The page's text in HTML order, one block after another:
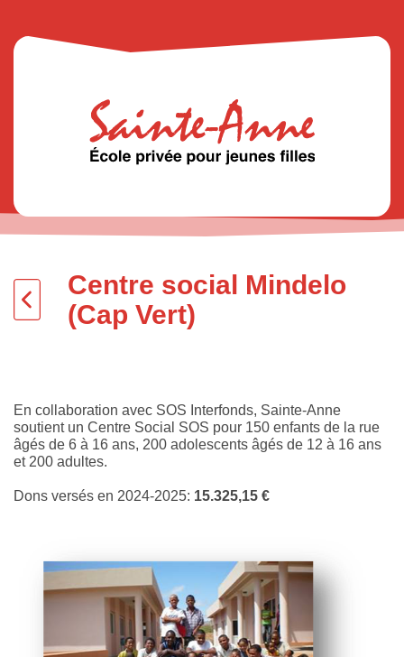
Centre social Mindelo
(Cap Vert)
En collaboration avec SOS Interfonds, Sainte-Anne
soutient un Centre Social SOS pour 150 enfants de la rue
âgés de 6 à 16 ans, 200 adolescents âgés de 12 à 16 ans
et 200 adultes.
Dons versés en 2024-2025: 15.325,15 €